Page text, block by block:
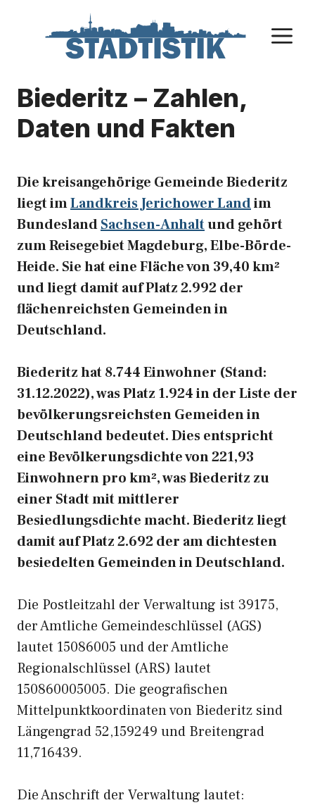
Biederitz – Zahlen,
Daten und Fakten
Die kreisangehörige Gemeinde Biederitz
liegt imLandkreis Jerichower Landim
BundeslandSachsen-Anhaltund gehört
zum Reisegebiet Magdeburg, Elbe-Börde-
Heide. Sie hat eine Fläche von 39,40 km²
und liegt damit auf Platz 2.992 der
flächenreichsten Gemeinden in
Deutschland.
Biederitz hat 8.744 Einwohner (Stand:
31.12.2022), was Platz 1.924 in der Liste der
bevölkerungsreichsten Gemeiden in
Deutschland bedeutet. Dies entspricht
eine Bevölkerungsdichte von 221,93
Einwohnern pro km², was Biederitz zu
einer Stadt mit mittlerer
Besiedlungsdichte macht. Biederitz liegt
damit auf Platz 2.692 der am dichtesten
besiedelten Gemeinden in Deutschland.
Die Postleitzahl der Verwaltung ist 39175,
der Amtliche Gemeindeschlüssel (AGS)
lautet 15086005 und der Amtliche
Regionalschlüssel (ARS) lautet
150860005005. Die geografischen
Mittelpunktkoordinaten von Biederitz sind
Längengrad 52,159249 und Breitengrad
11,716439.
Die Anschrift der Verwaltung lautet: